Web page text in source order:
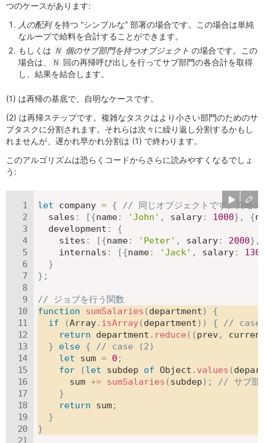
つのケースがあります:
人の配列を持つ “シンプルな” 部署の場合です。この場合は単純
なループで給料を合計することができます。
もしくは N 個のサブ部門を持つオブジェクト の場合です。この
場合は、
N 回の再帰呼び出しを行ってサブ部門の各合計を取得
し、結果を結合します。
(1) は再帰の基底で、自明なケースです。
(2) は再帰ステップです。複雑なタスクはより小さい部門のためのサ
ブタスクに分割されます。それらは次々に繰り返し分割するかもし
れませんが、遅かれ早かれ分割は (1) で終わります。
このアルゴリズムは恐らくコードからさらに読みやすくなるでしょ
う:
let company = {
// 同じオブジェクトです。簡略の
sales : [{name: 'John' , salary: 1000} , {
development :
{
sites : [{name: 'Peter' , salary: 2000} ,
internals : [{name: 'Jack' , salary:
}
} ;
// ジョブを行う関数
function
sumSalaries (department)
{
if
(Array. isArray(department) ) {
//
return department . reduce ( (prev,
}
else {
// case (2)
let sum = 0 ;
for
(let subdep of Object . values (
      sum
+= sumSalaries (subdep) ;
// サブ部
}
return sum;
}
}